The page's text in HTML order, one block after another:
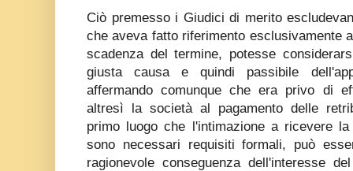
Ciò premesso i Giudici di merito
che aveva fatto riferimento esclusivamente
scadenza del termine, potesse
giusta causa e quindi passibile
affermando comunque che era privo di
altresì la società al pagamento delle
primo luogo che l'intimazione a ricevere
sono necessari requisiti formali, può
ragionevole conseguenza dell'interesse